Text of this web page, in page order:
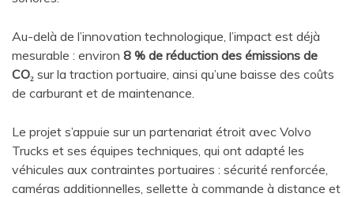
Au-delà de l’innovation technologique, l’impact est déjà
mesurable : environ 8 % de réduction des émissions de
CO₂ sur la traction portuaire, ainsi qu’une baisse des coûts
de carburant et de maintenance.
Le projet s’appuie sur un partenariat étroit avec Volvo
Trucks et ses équipes techniques, qui ont adapté les
véhicules aux contraintes portuaires : sécurité renforcée,
caméras additionnelles, sellette à commande à distance et